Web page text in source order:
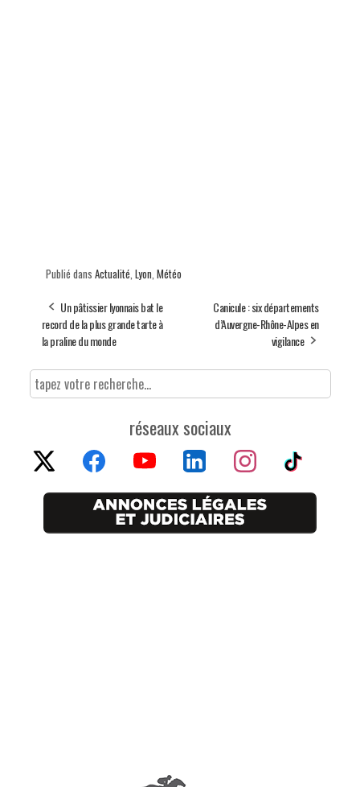
Publié dans Actualité Lyon Météo
Un pâtissier lyonnais bat le
record de la plus grande tarte à
la praline du monde
Canicule : six départements
d’Auvergne-Rhône-Alpes en
vigilance
réseaux sociaux